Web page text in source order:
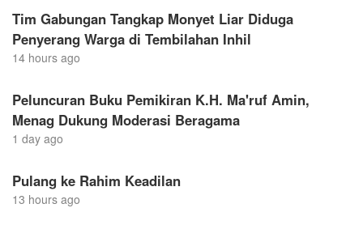
Tim Gabungan Tangkap Monyet Liar Diduga
Penyerang Warga di Tembilahan Inhil
14 hours ago
Peluncuran Buku Pemikiran K.H. Ma'ruf Amin,
Menag Dukung Moderasi Beragama
1 day ago
Pulang ke Rahim Keadilan
13 hours ago